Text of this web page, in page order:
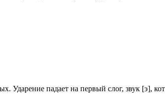
Ударение падает на первый слог, звук [э],